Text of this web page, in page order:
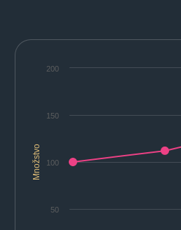
Množstvo
50
100
150
200